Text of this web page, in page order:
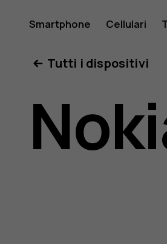
d’uso
del
Smartphone Cellulari
Tutti i dispositivi